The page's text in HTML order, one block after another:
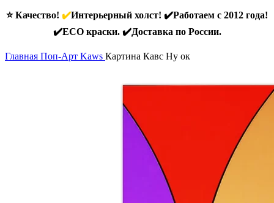
⭐ Качество! ✔️Интерьерный холст! ✔️Работаем с 2012 года!
✔️ECO краски. ✔️Доставка по России.
Главная Поп-Арт Kaws Картина Кавс Ну ок